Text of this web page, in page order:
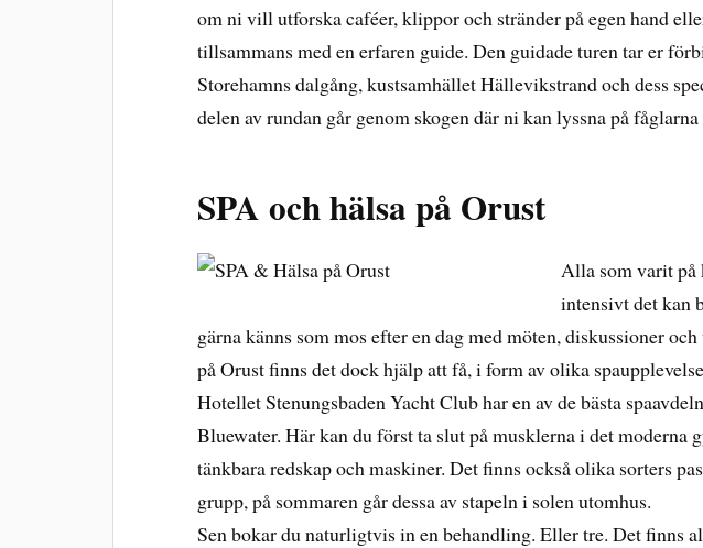
om ni vill utforska caféer, klippor och stränder på egen hand
tillsammans med en erfaren guide. Den guidade turen tar er
Storehamns dalgång, kustsamhället Hällevikstrand och dess
delen av rundan går genom skogen där ni kan lyssna på fåglarna
SPA och hälsa på Orust
Alla som varit på
intensivt det kan
gärna känns som mos efter en dag med möten, diskussioner
på Orust finns det dock hjälp att få, i form av olika
Hotellet Stenungsbaden Yacht Club har en av de bästa
Bluewater. Här kan du först ta slut på musklerna i det moderna
tänkbara redskap och maskiner. Det finns också olika sorters
grupp, på sommaren går dessa av stapeln i solen utomhus.
Sen bokar du naturligtvis in en behandling. Eller tre. Det finns